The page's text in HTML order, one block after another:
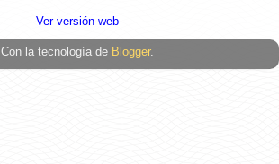
Ver versión web
Con la tecnología de Blogger.